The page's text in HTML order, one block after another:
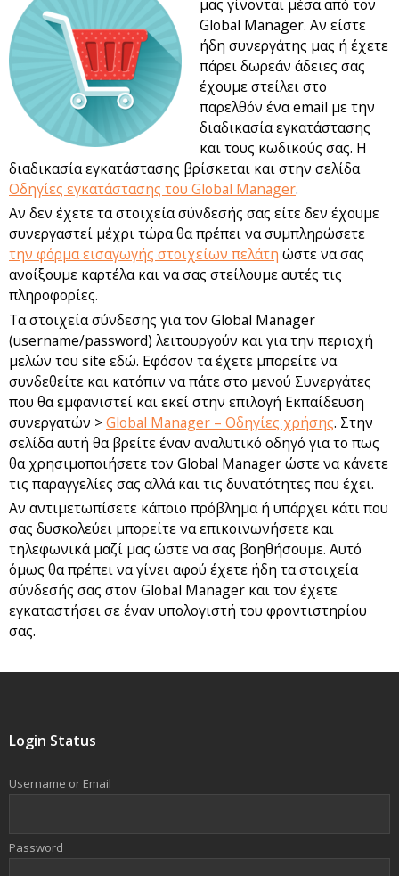
μας γίνονται μέσα από τον
Global Manager. Αν είστε
ήδη συνεργάτης μας ή έχετε
πάρει δωρεάν άδειες σας
έχουμε στείλει στο
παρελθόν ένα email με την
διαδικασία εγκατάστασης
και τους κωδικούς σας. Η
διαδικασία εγκατάστασης βρίσκεται και στην σελίδα
Οδηγίες εγκατάστασης του Global Manager.
Αν δεν έχετε τα στοιχεία σύνδεσής σας είτε δεν έχουμε
συνεργαστεί μέχρι τώρα θα πρέπει να συμπληρώσετε
την φόρμα εισαγωγής στοιχείων πελάτη ώστε να σας
ανοίξουμε καρτέλα και να σας στείλουμε αυτές τις
πληροφορίες.
Τα στοιχεία σύνδεσης για τον Global Manager
(username/password) λειτουργούν και για την περιοχή
μελών του site εδώ. Εφόσον τα έχετε μπορείτε να
συνδεθείτε και κατόπιν να πάτε στο μενού Συνεργάτες
που θα εμφανιστεί και εκεί στην επιλογή Εκπαίδευση
συνεργατών >Global Manager – Οδηγίες χρήσης. Στην
σελίδα αυτή θα βρείτε έναν αναλυτικό οδηγό για το πως
θα χρησιμοποιήσετε τον Global Manager ώστε να κάνετε
τις παραγγελίες σας αλλά και τις δυνατότητες που έχει.
Αν αντιμετωπίσετε κάποιο πρόβλημα ή υπάρχει κάτι που
σας δυσκολεύει μπορείτε να επικοινωνήσετε και
τηλεφωνικά μαζί μας ώστε να σας βοηθήσουμε. Αυτό
όμως θα πρέπει να γίνει αφού έχετε ήδη τα στοιχεία
σύνδεσής σας στον Global Manager και τον έχετε
εγκαταστήσει σε έναν υπολογιστή του φροντιστηρίου
σας.
Login Status
Username or Email
Password